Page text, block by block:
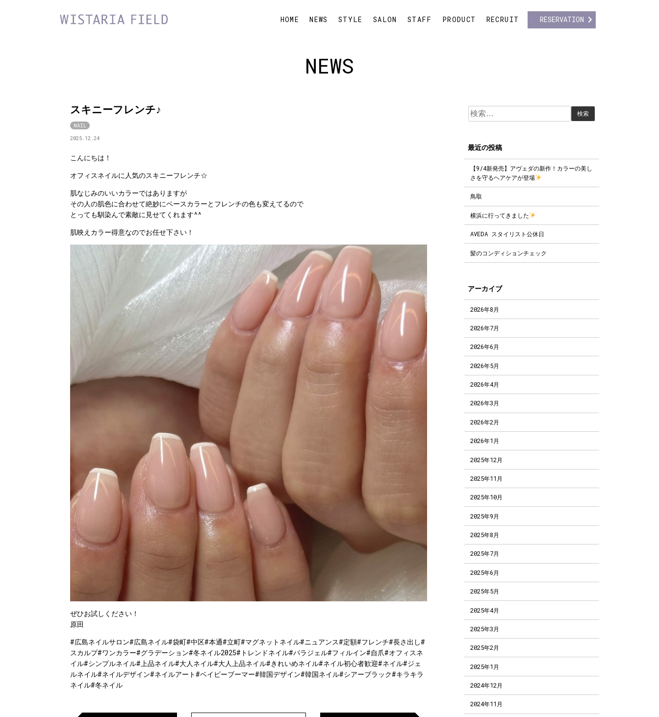
HOME NEWS STYLE SALON STAFF PRODUCT RECRUIT RESERVATION
NEWS
スキニーフレンチ♪
NAIL
2025.12.24
こんにちは！
オフィスネイルに人気のスキニーフレンチ☆
肌なじみのいいカラーではありますが
その人の肌色に合わせて絶妙にベースカラーとフレンチの色も変えてるので
とっても馴染んで素敵に見せてくれます^^
肌映えカラー得意なのでお任せ下さい！
ぜひお試しください！
原田
#広島ネイルサロン#広島ネイル#袋町#中区#本通#立町#マグネットネイル#ニュアンス#定額#フレンチ#長さ出し#
スカルプ#ワンカラー#グラデーション#冬ネイル2025#トレンドネイル#パラジェル#フィルイン#自爪#オフィスネ
イル#シンプルネイル#上品ネイル#大人ネイル#大人上品ネイル#きれいめネイル#ネイル初心者歓迎#ネイル#ジェ
ルネイル#ネイルデザイン#ネイルアート#ベイビーブーマー#韓国デザイン#韓国ネイル#シアーブラック#キラキラ
ネイル#冬ネイル
検
索:
最近の投稿
【9/4新発売】アヴェダの新作！カラーの美し
さを守るヘアケアが登場
鳥取
横浜に行ってきました
AVEDA スタイリスト公休日
髪のコンディションチェック
アーカイブ
2026年8月
2026年7月
2026年6月
2026年5月
2026年4月
2026年3月
2026年2月
2026年1月
2025年12月
2025年11月
2025年10月
2025年9月
2025年8月
2025年7月
2025年6月
2025年5月
2025年4月
2025年3月
2025年2月
2025年1月
2024年12月
2024年11月